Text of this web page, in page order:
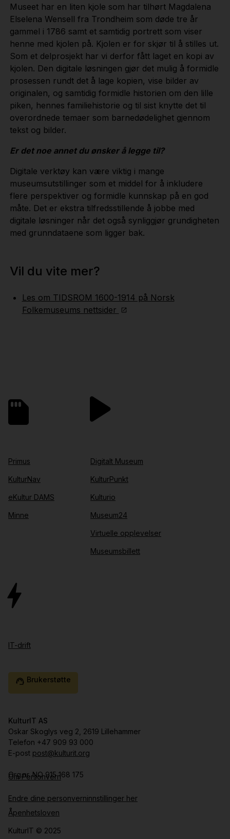
Museet har en liten kjole som har tilhørt Magdalena
Elselena Wensell fra Trondheim som døde tre år
gammel i 1786 samt et samtidig portrett som viser
henne med kjolen på. Kjolen er for skjør til å stilles ut.
Som et delprosjekt har vi derfor fått laget en kopi av
kjolen. Den digitale løsningen gjør det mulig å formidle
prosessen rundt det å lage kopien, vise bilder av
originalen, og samtidig formidle historien om den lille
piken, hennes familiehistorie og til sist knytte det til
overordnede temaer som barnedødelighet gjennom
tekst og bilder.
Er det noe annet du ønsker å legge til?
Digitale verktøy kan være viktig i mange
museumsutstillinger som et middel for å inkludere
flere perspektiver og formidle kunnskap på en god
måte. Det er ekstra tilfredsstillende å jobbe med
digitale løsninger når det også synliggjør grundigheten
med grunndataene som ligger bak.
Vil du vite mer?
Les om TIDSROM 1600-1914 på Norsk
Folkemuseums nettsider
Primus
KulturNav
eKultur DAMS
Minne
Digitalt Museum
KulturPunkt
Kulturio
Museum24
Virtuelle opplevelser
Museumsbillett
IT-drift
support_agent Brukerstøtte
KulturIT AS
Oskar Skoglys veg 2, 2619 Lillehammer
Telefon +47 909 93 000
E-post post@kulturit.org
Org.nr. NO 915 168 175
KulturIT © 2025
Om Personvern
Endre dine personverninnstillinger her
Åpenhetsloven